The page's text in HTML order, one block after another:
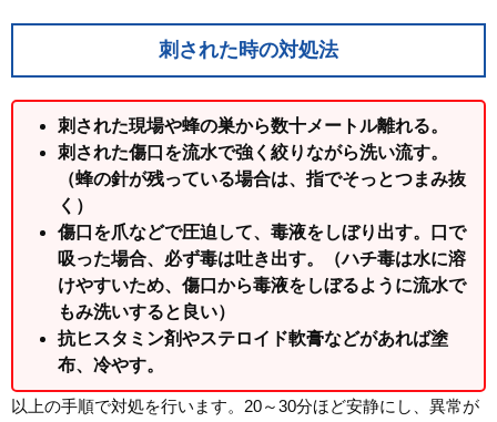
刺された時の対処法
刺された現場や蜂の巣から数十メートル離れる。
刺された傷口を流水で強く絞りながら洗い流す。
（蜂の針が残っている場合は、指でそっとつまみ抜
く）
傷口を爪などで圧迫して、毒液をしぼり出す。口で
吸った場合、必ず毒は吐き出す。（ハチ毒は水に溶
けやすいため、傷口から毒液をしぼるように流水で
もみ洗いすると良い）
抗ヒスタミン剤やステロイド軟膏などがあれば塗
布、冷やす。
以上の手順で対処を行います。20～30分ほど安静にし、異常が